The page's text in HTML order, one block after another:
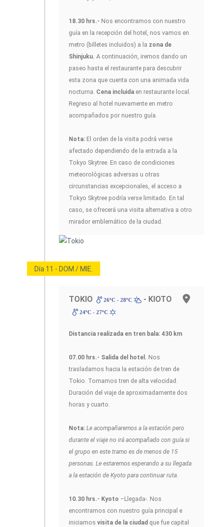
18.30 hrs.- Nos encontramos con nuestro
guía en la recepción del hotel, nos vamos en
metro (billetes incluidos) a la zona de
Shinjuku. A continuación, iremos dando un
paseo hasta el restaurante para descubrir
esta zona que cuenta con una animada vida
nocturna. Cena incluida en restaurante local.
Regreso al hotel nuevamente en metro
acompañados por nuestro guía.
Nota: El orden de la visita podrá verse
afectado dependiendo de la entrada a la
Tokyo Skytree. En caso de condiciones
meteorológicas adversas u otras
circunstancias excepcionales, el acceso a
Tokyo Skytree podría verse limitado. En tal
caso, se ofrecerá una visita alternativa a otro
mirador emblemático de la ciudad.
Día 11 - DOM / MIE.
TOKIO 26ºC - 28ºC - KIOTO
24ºC - 27ºC
Distancia realizada en tren bala: 430 km
07.00 hrs.- Salida del hotel. Nos
trasladamos hacia la estación de tren de
Tokio. Tomamos tren de alta velocidad.
Duración del viaje de aproximadamente dos
horas y cuarto.
Nota: Le acompañaremos a la estación pero
durante el viaje no irá acompañado con guía si
el grupo en este tramo es de menos de 15
personas. Le estaremos esperando a su llegada
a la estación de Kyoto para continuar ruta.
10.30 hrs.- Kyoto –Llegada-. Nos
encontramos con nuestro guía principal e
iniciamos visita de la ciudad que fue capital